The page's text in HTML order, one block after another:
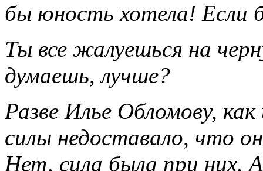
бы юность хотела! Если
Ты все жалуешься на
думаешь, лучше?
Разве Илье Обломову,
силы недоставало, что
Нет, сила была при них.